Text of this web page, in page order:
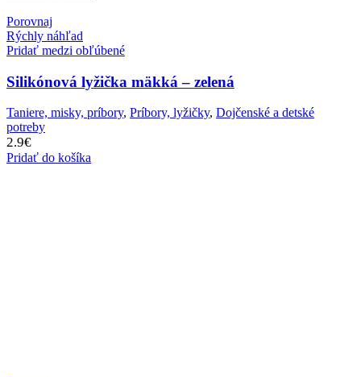
Porovnaj
Rýchly náhľad
Pridať medzi obľúbené
Silikónová lyžička mäkká – zelená
Taniere, misky, príbory, Príbory, lyžičky, Dojčenské a detské
potreby
2.9€
Pridať do košíka